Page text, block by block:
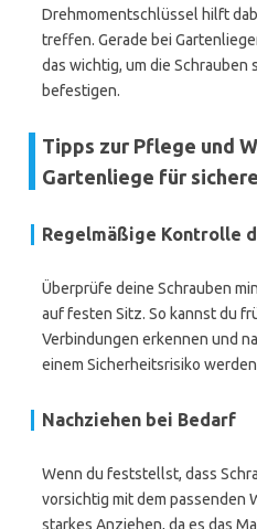
Drehmomentschlüssel hilft
treffen. Gerade bei
das wichtig, um die Schrauben
befestigen.
Tipps zur Pflege und
Gartenliege für
Regelmäßige Kontrolle
Überprüfe deine Schrauben
auf festen Sitz. So kannst du
Verbindungen erkennen und
einem Sicherheitsrisiko
Nachziehen bei Bedarf
Wenn du feststellst, dass
vorsichtig mit dem passenden
starkes Anziehen, da es das